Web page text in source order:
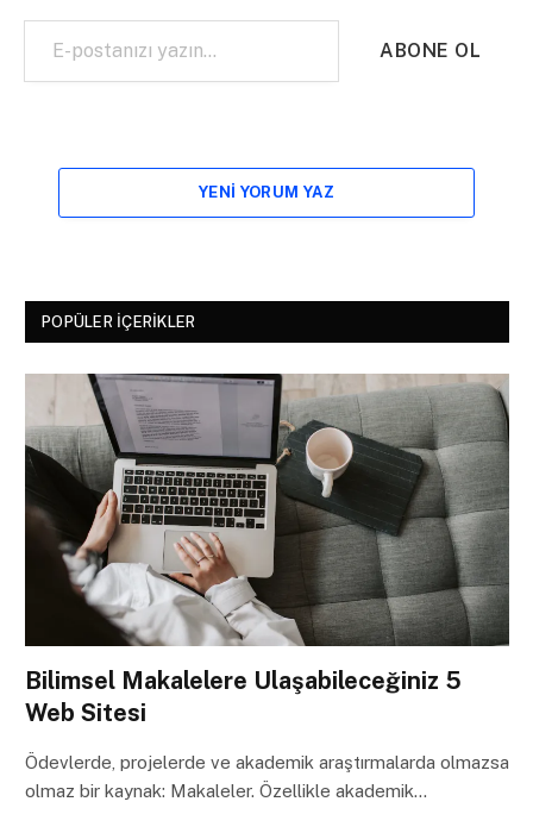
E-postanızı yazın…
ABONE OL
YENI YORUM YAZ
POPÜLER İÇERIKLER
Bilimsel Makalelere Ulaşabileceğiniz 5
Web Sitesi
Ödevlerde, projelerde ve akademik araştırmalarda olmazsa
olmaz bir kaynak: Makaleler. Özellikle akademik…